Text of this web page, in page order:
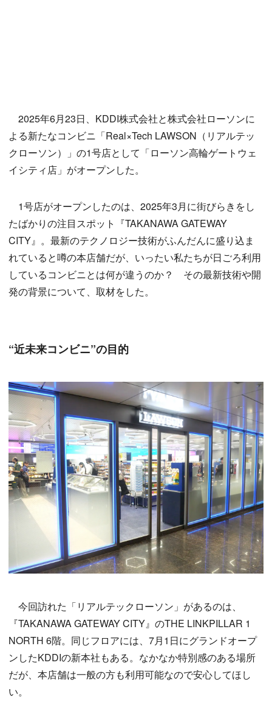
2025年6月23日、KDDI株式会社と株式会社ローソンに
よる新たなコンビニ「Real×Tech LAWSON（リアルテッ
クローソン）」の1号店として「ローソン高輪ゲートウェ
イシティ店」がオープンした。
1号店がオープンしたのは、2025年3月に街びらきをし
たばかりの注目スポット『TAKANAWA GATEWAY
CITY』。最新のテクノロジー技術がふんだんに盛り込ま
れていると噂の本店舗だが、いったい私たちが日ごろ利用
しているコンビニとは何が違うのか？ その最新技術や開
発の背景について、取材をした。
“近未来コンビニ”の目的
今回訪れた「リアルテックローソン」があるのは、
『TAKANAWA GATEWAY CITY』のTHE LINKPILLAR 1
NORTH 6階。同じフロアには、7月1日にグランドオープ
ンしたKDDIの新本社もある。なかなか特別感のある場所
だが、本店舗は一般の方も利用可能なので安心してほし
い。